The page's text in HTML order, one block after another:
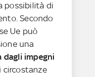
possibilità di
Secondo
Ue può
una
dagli impegni
circostanze